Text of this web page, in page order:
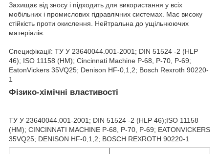
Захищає від зносу і підходить для використання у всіх
мобільних і промислових гідравлічних системах. Має високу
стійкість проти окислення. Нейтральна до ущільнюючих
матеріалів.
Специфікації: ТУ У 23640044.001-2001; DIN 51524 -2 (HLP
46); ISO 11158 (HM); Cincinnati Machine P-68, Р-70, Р-69;
EatonVickers 35VQ25; Denison HF-0,1,2; Bosch Rexroth 90220-
1
Фізико-хімічні властивості
ТУ У 23640044.001-2001; DIN 51524 -2 (HLP 46);ISO 11158
(HM); CINCINNATI MACHINE P-68, Р-70, Р-69; EATONVICKERS
35VQ25; DENISON HF-0,1,2; BOSCH REXROTH 90220-1